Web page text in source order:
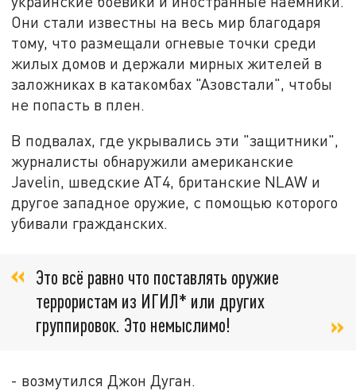
Они стали известны на весь мир благодаря
тому, что размещали огневые точки среди
жилых домов и держали мирных жителей в
заложниках в катакомбах "Азовстали", чтобы
не попасть в плен.
В подвалах, где укрывались эти "защитники",
журналисты обнаружили американские
Javelin, шведские AT4, британские NLAW и
другое западное оружие, с помощью которого
убивали гражданских.
Это всё равно что поставлять оружие
террористам из ИГИЛ* или других
группировок. Это немыслимо!
- возмутился Джон Дуган.